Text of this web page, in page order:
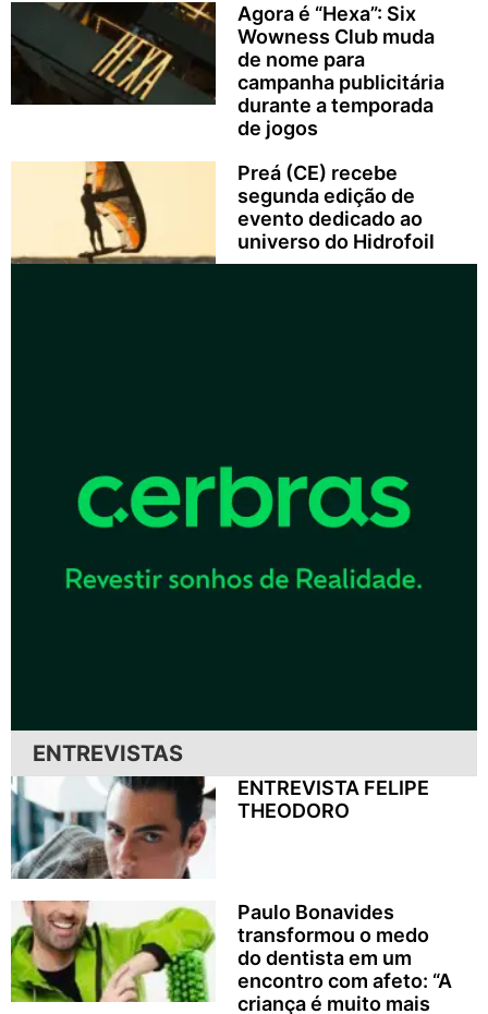
Agora é “Hexa”: Six
Wowness Club muda
de nome para
campanha publicitária
durante a temporada
de jogos
Preá (CE) recebe
segunda edição de
evento dedicado ao
universo do Hidrofoil
ENTREVISTAS
ENTREVISTA FELIPE
THEODORO
Paulo Bonavides
transformou o medo
do dentista em um
encontro com afeto: “A
criança é muito mais